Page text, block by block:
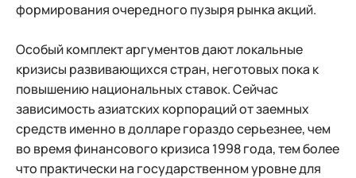
формирования очередного пузыря рынка акций.
Особый комплект аргументов дают локальные
кризисы развивающихся стран, неготовых пока к
повышению национальных ставок. Сейчас
зависимость азиатских корпораций от заемных
средств именно в долларе гораздо серьезнее, чем
во время финансового кризиса 1998 года, тем более
что практически на государственном уровне для